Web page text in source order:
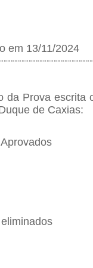
em 13/11/2024
da Prova escrita
de Caxias: